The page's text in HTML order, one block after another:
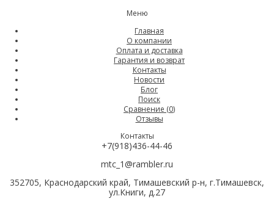
Меню
Главная
О компании
Оплата и доставка
Гарантия и возврат
Контакты
Новости
Блог
Поиск
Сравнение (0)
Отзывы
Контакты
+7(918)436-44-46
mtc_1@rambler.ru
352705, Краснодарский край, Тимашевский р-н, г.Тимашевск,
ул.Книги, д.27